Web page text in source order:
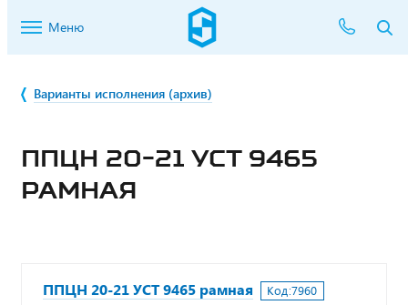
Меню
Варианты исполнения (архив)
ППЦН 20-21 УСТ 9465
РАМНАЯ
ППЦН 20-21 УСТ 9465 рамная Код:7960